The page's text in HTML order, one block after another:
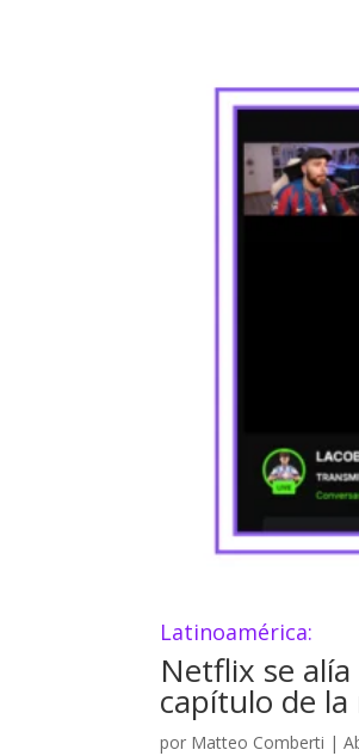
Latinoamérica:
Netflix se
capítulo de
por Matteo Comberti |